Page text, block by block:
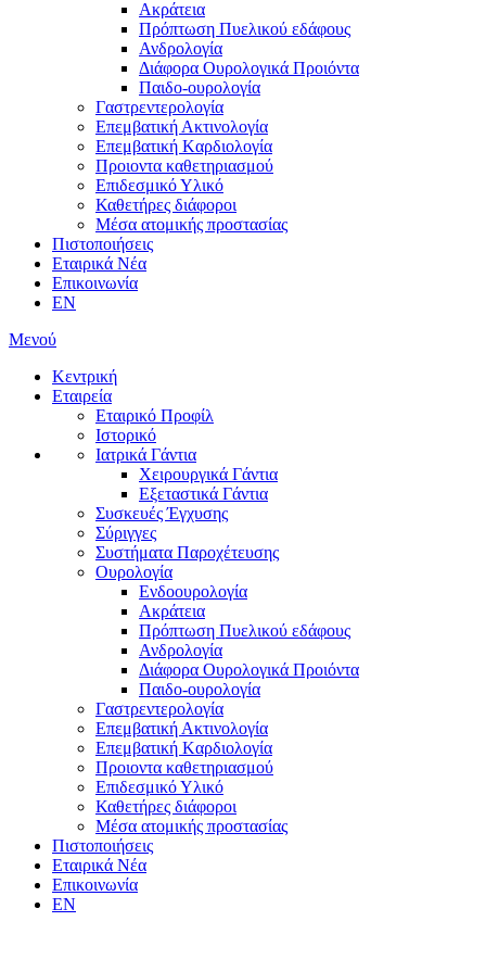
Ακράτεια
Πρόπτωση Πυελικού εδάφους
Ανδρολογία
Διάφορα Ουρολογικά Προιόντα
Παιδο-ουρολογία
Γαστρεντερολογία
Επεμβατική Ακτινολογία
Επεμβατική Kαρδιολογία
Προιοντα καθετηριασμού
Επιδεσμικό Υλικό
Καθετήρες διάφοροι
Μέσα ατομικής προστασίας
Πιστοποιήσεις
Εταιρικά Νέα
Επικοινωνία
EN
Μενού
Κεντρική
Εταιρεία
Εταιρικό Προφίλ
Ιστορικό
Ιατρικά Γάντια
Χειρουργικά Γάντια
Εξεταστικά Γάντια
Συσκευές Έγχυσης
Σύριγγες
Συστήματα Παροχέτευσης
Ουρολογία
Ενδοουρολογία
Ακράτεια
Πρόπτωση Πυελικού εδάφους
Ανδρολογία
Διάφορα Ουρολογικά Προιόντα
Παιδο-ουρολογία
Γαστρεντερολογία
Επεμβατική Ακτινολογία
Επεμβατική Kαρδιολογία
Προιοντα καθετηριασμού
Επιδεσμικό Υλικό
Καθετήρες διάφοροι
Μέσα ατομικής προστασίας
Πιστοποιήσεις
Εταιρικά Νέα
Επικοινωνία
EN